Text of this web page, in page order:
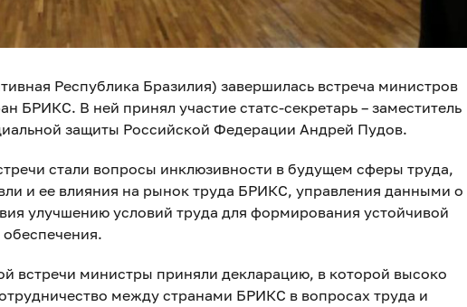
Республика Бразилия) завершилась встреча министров
БРИКС. В ней принял участие статс-секретарь – заместитель
защиты Российской Федерации Андрей Пудов.
стали вопросы инклюзивности в будущем сферы труда,
и ее влияния на рынок труда БРИКС, управления данными о
улучшению условий труда для формирования устойчивой
встречи министры приняли декларацию, в которой высоко
между странами БРИКС в вопросах труда и